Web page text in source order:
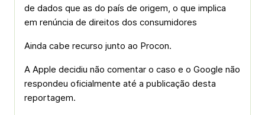
de dados que as do país de origem, o que implica
em renúncia de direitos dos consumidores
Ainda cabe recurso junto ao Procon.
A Apple decidiu não comentar o caso e o Google não
respondeu oficialmente até a publicação desta
reportagem.